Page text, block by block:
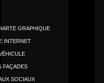
GRAPHIQUE
INTERNET
FAÇADES
SOCIAUX